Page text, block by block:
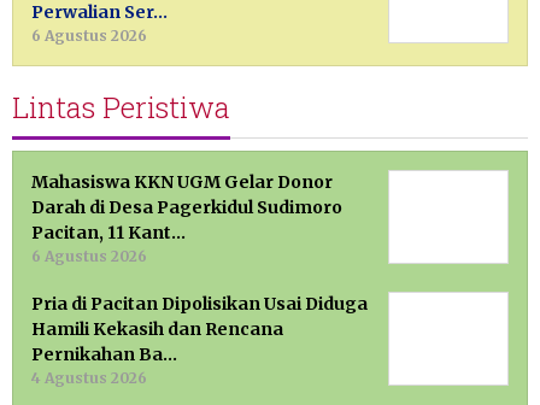
Perwalian Ser…
6 Agustus 2026
Lintas Peristiwa
Mahasiswa KKN UGM Gelar Donor
Darah di Desa Pagerkidul Sudimoro
Pacitan, 11 Kant…
6 Agustus 2026
Pria di Pacitan Dipolisikan Usai Diduga
Hamili Kekasih dan Rencana
Pernikahan Ba…
4 Agustus 2026